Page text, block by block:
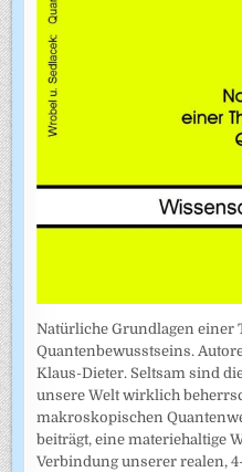
Natürliche Grundlagen einer
Quantenbewusstseins.
Klaus-Dieter. Seltsam sind
unsere Welt wirklich
makroskopischen
beiträgt, eine materiehaltige
Verbindung unserer realen,